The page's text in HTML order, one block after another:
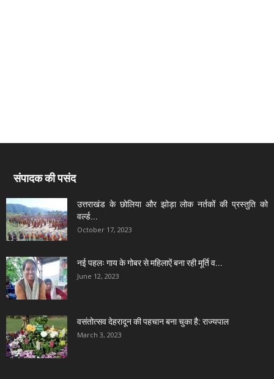
संपादक की पसंद
उत्तराखंड के छोलिया और झोड़ा लोक नर्तकों की प्रस्तुति को
वर्ल्ड...
October 17, 2023
नई पहलः गाय के गोबर से महिलाऐं बना रही मूर्ति व...
June 12, 2023
वसंतोत्सव देहरादून की पहचान बना चुका है: राज्यपाल
March 3, 2023